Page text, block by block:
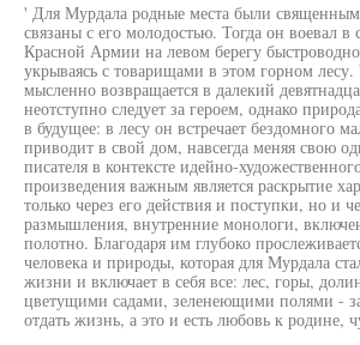
' Для Мурдала родные места были
связаны с его молодостью. Тогда он воевал в
Красной Армии на левом берегу
укрываясь с товарищами в этом горном лесу.
мысленно возвращается в далекий
неотступно следует за героем, однако
в будущее: в лесу он встречает бездомного
приводит в свой дом, навсегда меняя свою
писателя в контексте идейно-
произведения важным является раскрытие
только через его действия и поступки, но и
размышления, внутренние монологи,
полотно. Благодаря им глубоко
человека и природы, которая для Мурдала
жизни и включает в себя все: лес, горы,
цветущими садами, зеленеющими полями -
отдать жизнь, а это и есть любовь к родине,